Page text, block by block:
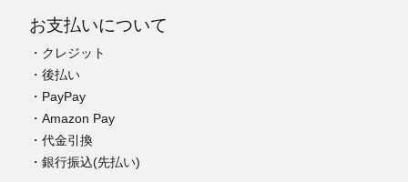
お支払いについて
・クレジット
・後払い
・PayPay
・Amazon Pay
・代金引換
・銀行振込(先払い)